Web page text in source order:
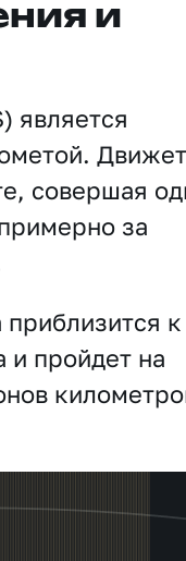
и
является
совершая
за
к
и пройдет на